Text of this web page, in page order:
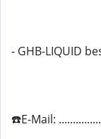
- GHB-LIQUID
☎️E-Mail: